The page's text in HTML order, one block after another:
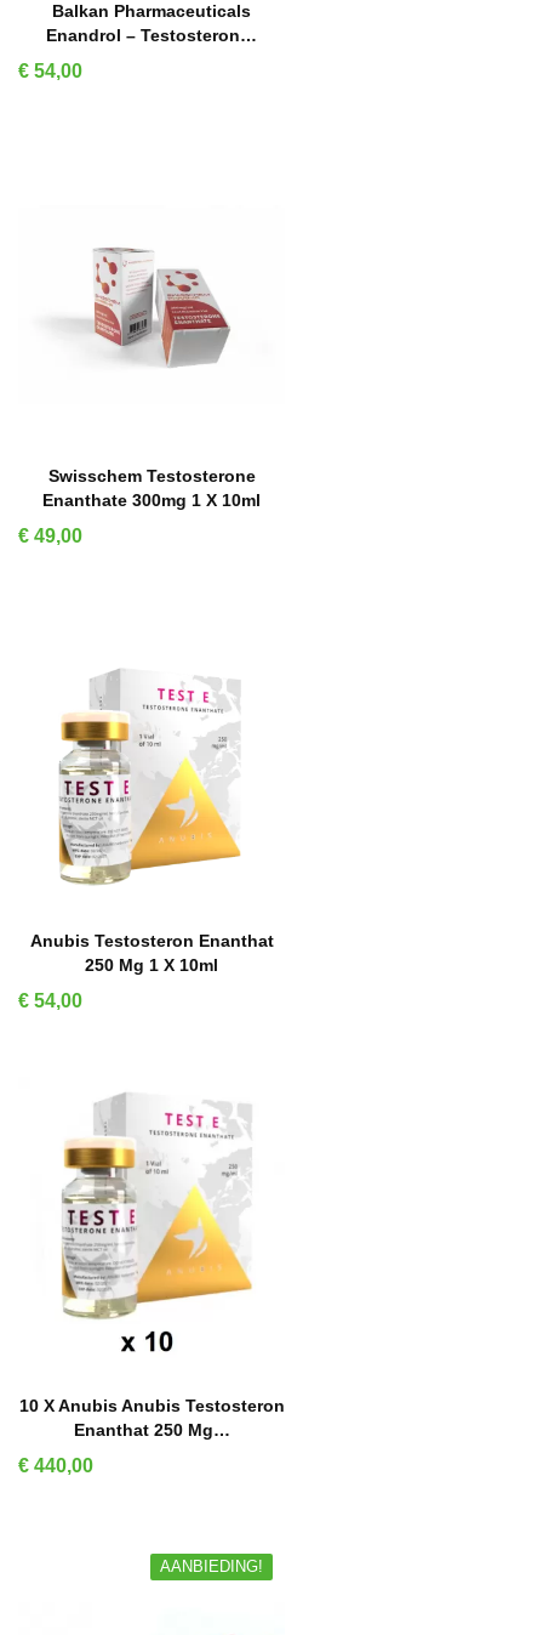
IN WINKELMAND
Balkan Pharmaceuticals
Enandrol – Testosteron…
Prijs
€ 54,00
IN WINKELMAND
Swisschem Testosterone
Enanthate 300mg 1 X 10ml
Prijs
€ 49,00
IN WINKELMAND
Anubis Testosteron Enanthat
250 Mg 1 X 10ml
Prijs
€ 54,00
IN WINKELMAND
10 X Anubis Anubis Testosteron
Enanthat 250 Mg…
Prijs
€ 440,00
AANBIEDING!